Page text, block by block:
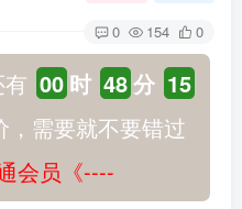
0 154 0
00 时 48分 15
需要就不要错过
会员《----